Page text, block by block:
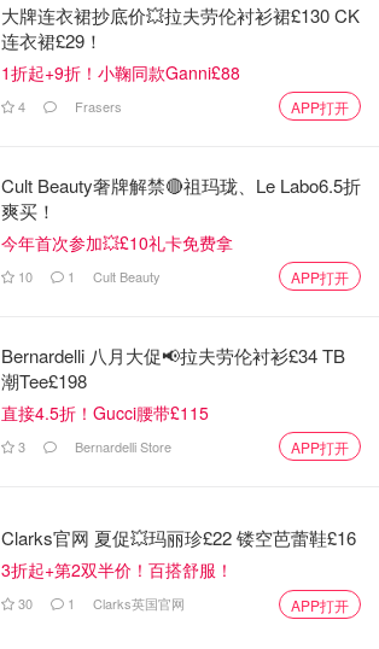
大牌连衣裙抄底价💥拉夫劳伦衬衫裙£130 CK
连衣裙£29！
1折起+9折！小鞠同款Ganni£88
4 Frasers APP打开
Cult Beauty奢牌解禁🔴祖玛珑、Le Labo6.5折
爽买！
今年首次参加💥£10礼卡免费拿
10 1 Cult Beauty APP打开
Bernardelli 八月大促📢拉夫劳伦衬衫£34 TB
潮Tee£198
直接4.5折！Gucci腰带£115
3 Bernardelli Store APP打开
Clarks官网 夏促💥玛丽珍£22 镂空芭蕾鞋£16
3折起+第2双半价！百搭舒服！
30 1 Clarks英国官网 APP打开